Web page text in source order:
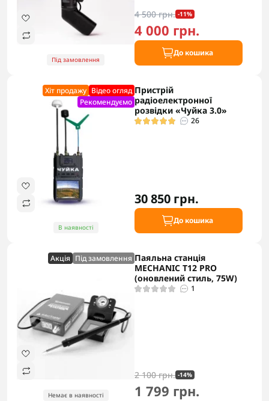
Під замовлення
4 500 грн. -11%
4 000 грн.
До кошика
Хіт продажу Відео огляд
Рекомендуємо
В наявності
Пристрій
радіоелектронної
розвідки «Чуйка 3.0»
26
30 850 грн.
До кошика
Акцiя Під замовлення
Немає в наявності
Паяльна станція
MECHANIC T12 PRO
(оновлений стиль, 75W)
1
2 100 грн. -14%
1 799 грн.